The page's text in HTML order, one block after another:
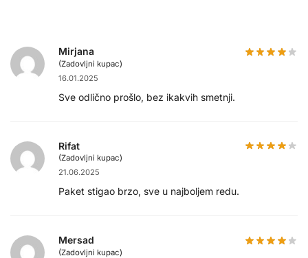
Mirjana
(Zadovljni kupac)
16.01.2025
Sve odlično prošlo, bez ikakvih smetnji.
Rifat
(Zadovljni kupac)
21.06.2025
Paket stigao brzo, sve u najboljem redu.
Mersad
(Zadovljni kupac)